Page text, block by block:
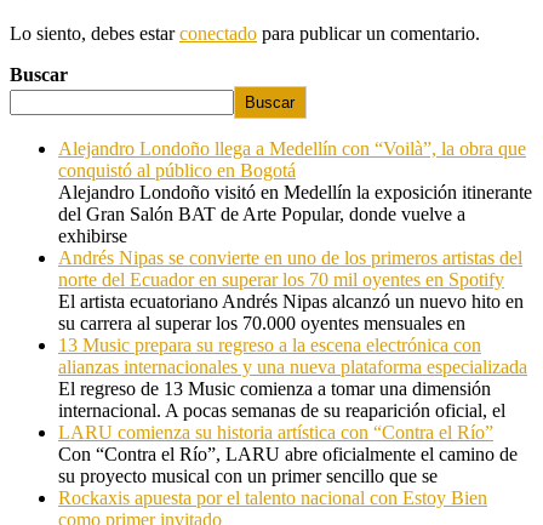
Lo siento, debes estarconectado para publicar un comentario.
Buscar
Buscar
Alejandro Londoño llega a Medellín con “Voilà”, la obra que
conquistó al público en Bogotá
Alejandro Londoño visitó en Medellín la exposición itinerante
del Gran Salón BAT de Arte Popular, donde vuelve a
exhibirse
Andrés Nipas se convierte en uno de los primeros artistas del
norte del Ecuador en superar los 70 mil oyentes en Spotify
El artista ecuatoriano Andrés Nipas alcanzó un nuevo hito en
su carrera al superar los 70.000 oyentes mensuales en
13 Music prepara su regreso a la escena electrónica con
alianzas internacionales y una nueva plataforma especializada
El regreso de 13 Music comienza a tomar una dimensión
internacional. A pocas semanas de su reaparición oficial, el
LARU comienza su historia artística con “Contra el Río”
Con “Contra el Río”, LARU abre oficialmente el camino de
su proyecto musical con un primer sencillo que se
Rockaxis apuesta por el talento nacional con Estoy Bien
como primer invitado